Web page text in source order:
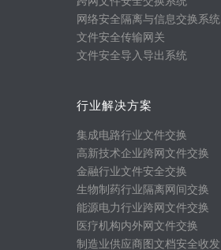
网络安全隔离与信息交换系统
文件安全传输网关
文件安全导入导出系统
行业解决方案
集成电路行业文件交换
高新技术企业跨网文件交换
金融行业文件安全交换
生物制药行业隔离网间交换
能源电力行业跨网文件交换
医疗机构内外网文件交换
制造业供应商图文档安全收发